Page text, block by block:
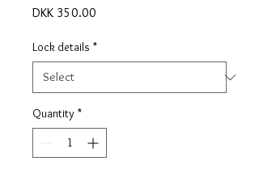
DKK 350.00
Lock details *
Quantity *